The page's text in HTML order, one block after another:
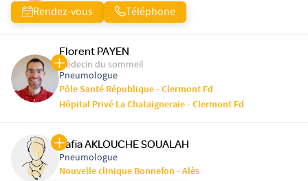
Rendez-vous Téléphone
Florent PAYEN
Médecin du sommeil
Pneumologue
Pôle Santé République - Clermont Fd
Hôpital Privé La Chataigneraie - Clermont Fd
Safia AKLOUCHE SOUALAH
Pneumologue
Nouvelle clinique Bonnefon - Alès